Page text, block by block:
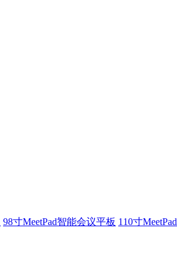
98寸MeetPad智能会议平板 110寸